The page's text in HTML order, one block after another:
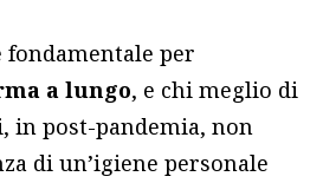
fondamentale per
a lungo, e chi meglio di
in post-pandemia, non
di un’igiene personale